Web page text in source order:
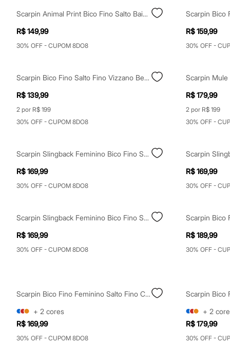
Meias
Sutiãs e Tops
Moda praia
Personagens
Plus size
Blusas e Camisetas
Calças
Casacos e Jaquetas
Jeans
Vestidos
Em alta
Dia dos Pais
Bermudas
Calças
Camisetas e Regatas
Bolsas e Mochilas
Cintos
Carteiras
Óculos
Relógios
Scarpin Animal Print Bico Fino Salto Baixo Oneself Bege
R$ 149,99
30% OFF - CUPOM 8DO8
Scarpin Bico
R$ 159,99
30% OFF -
Scarpin Bico Fino Salto Fino Vizzano Bege
R$ 139,99
2 por R$ 199
30% OFF - CUPOM 8DO8
R$ 179,99
2 por R$ 199
30% OFF -
Scarpin Slingback Feminino Bico Fino Salto Grosso Preto
R$ 169,99
30% OFF - CUPOM 8DO8
R$ 169,99
30% OFF -
Scarpin Slingback Feminino Bico Fino Salto Alto Vinho
R$ 169,99
30% OFF - CUPOM 8DO8
Scarpin Bico
R$ 189,99
30% OFF -
Scarpin Bico Fino Feminino Salto Fino Com Fivela Bege
+ 2 cores
R$ 169,99
30% OFF - CUPOM 8DO8
+ 2
R$ 179,99
30% OFF -